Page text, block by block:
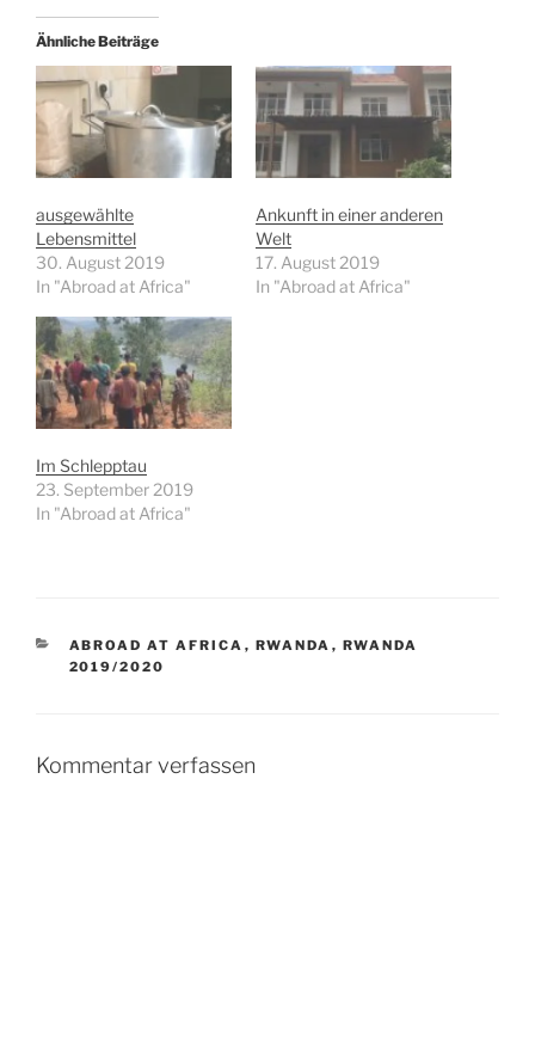
Ähnliche Beiträge
ausgewählte
Lebensmittel
30. August 2019
In "Abroad at Africa"
Ankunft in einer anderen
Welt
17. August 2019
In "Abroad at Africa"
Im Schlepptau
23. September 2019
In "Abroad at Africa"
KATEGORIEN
ABROAD AT AFRICA , RWANDA , RWANDA
2019/2020
Kommentar verfassen